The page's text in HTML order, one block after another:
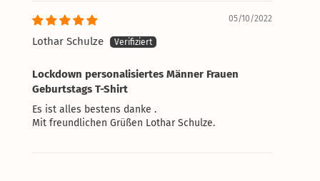
05/10/2022
Lothar Schulze
Lockdown personalisiertes Männer Frauen
Geburtstags T-Shirt
Es ist alles bestens danke .
Mit freundlichen Grüßen Lothar Schulze.